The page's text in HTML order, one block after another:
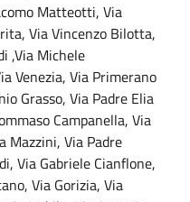
Matteotti, Via
Via Vincenzo Bilotta,
,Via Michele
Venezia, Via Primerano
Grasso, Via Padre Elia
Campanella, Via
Mazzini, Via Padre
Via Gabriele Cianflone,
Via Gorizia, Via